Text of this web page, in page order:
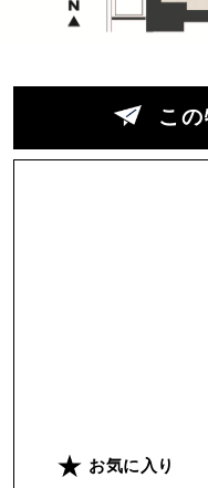
キッチン裏には玄
ですし、食材スト
ても活躍しそう。
楽しめます。また
こ
お気に入り